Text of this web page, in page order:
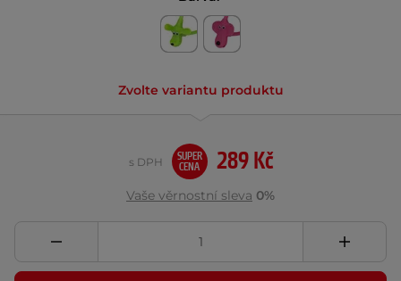
Zvolte variantu produktu
289 Kč
s DPH
SUPER
CENA
Vaše věrnostní sleva 0%